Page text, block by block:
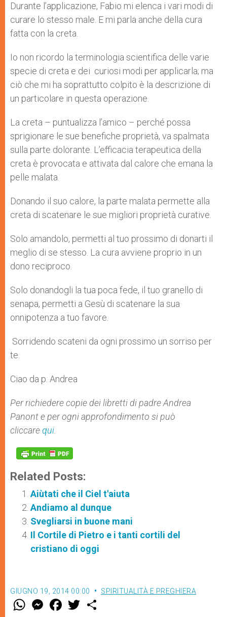
Durante l’applicazione, Fabio mi elenca i vari modi di
curare lo stesso male. E mi parla anche della cura
fatta con la creta.
Io non ricordo la terminologia scientifica delle varie
specie di creta e dei curiosi modi per applicarla; ma
ciò che mi ha soprattutto colpito è la descrizione di
un particolare in questa operazione.
La creta – puntualizza l’amico – perché possa
sprigionare le sue benefiche proprietà, va spalmata
sulla parte dolorante. L’efficacia terapeutica della
creta è provocata e attivata dal calore che emana la
pelle malata.
Donando il suo calore, la parte malata permette alla
creta di scatenare le sue migliori proprietà curative.
Solo amandolo, permetti al tuo prossimo di donarti il
meglio di se stesso. La cura avviene proprio in un
dono reciproco.
Solo donandogli la tua poca fede, il tuo granello di
senapa, permetti a Gesù di scatenare la sua
onnipotenza a tuo favore.
Sorridendo scateni da ogni prossimo un sorriso per
te.
Ciao da p. Andrea
Per richiedere copie dei libretti di padre Andrea
Panont e per ogni approfondimento si può
cliccarequi
Related Posts:
Aiùtati che il Ciel t'aiuta
Andiamo al dunque
Svegliarsi in buone mani
Il Cortile di Pietro e i tanti cortili del
cristiano di oggi
GIUGNO 19, 2014 00:00 SPIRITUALITÀ E PREGHIERA
W M
e
F
a w